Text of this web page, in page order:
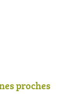
proches